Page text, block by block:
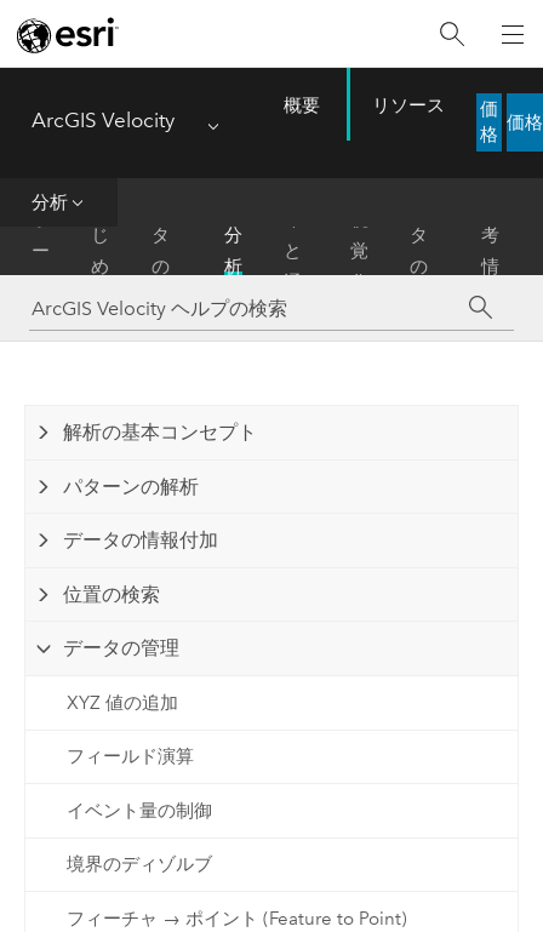
ArcGIS Velocity Menu
概要 リソース
価
格
価格
分析
ー
ム
じ
め
に
タ
の
得
分
析
と
通
知
覚
化
タ
の
理
考
情
報
解析の基本コンセプト
パターンの解析
データの情報付加
位置の検索
データの管理
XYZ 値の追加
フィールド演算
イベント量の制御
境界のディゾルブ
フィーチャ → ポイント (Feature to Point)